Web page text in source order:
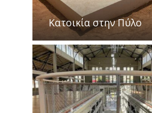
Κατοικία στην Πύλο